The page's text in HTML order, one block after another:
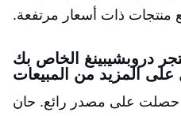
منتجات ذات أسعار مرتفعة.
دروبشيبينغ الخاص بك
المزيد من المبيعات
حصلت على مصدر رائع. حان